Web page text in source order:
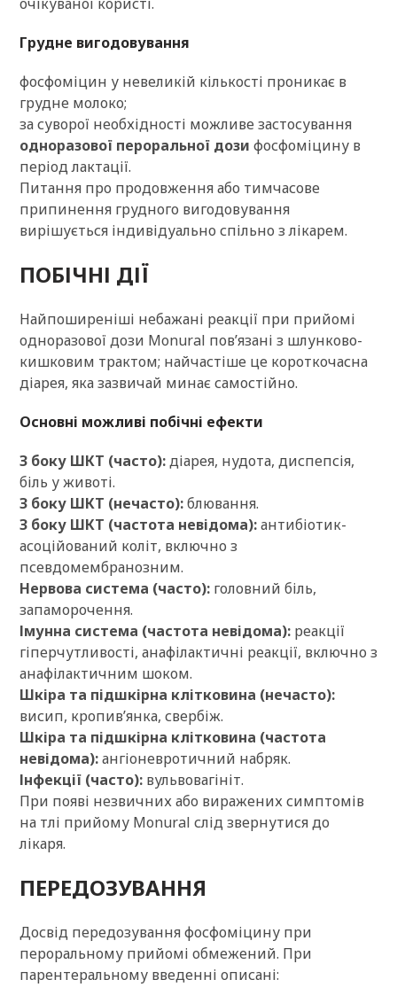
Грудне вигодовування
фосфоміцин у невеликій кількості проникає в
грудне молоко;
за суворої необхідності можливе застосування
одноразової пероральної дози фосфоміцину в
період лактації.
Питання про продовження або тимчасове
припинення грудного вигодовування
вирішується індивідуально спільно з лікарем.
ПОБІЧНІ ДІЇ
Найпоширеніші небажані реакції при прийомі
одноразової дози Monural пов’язані з шлунково-
кишковим трактом; найчастіше це короткочасна
діарея, яка зазвичай минає самостійно.
Основні можливі побічні ефекти
З боку ШКТ (часто):діарея, нудота, диспепсія,
біль у животі.
З боку ШКТ (нечасто):блювання.
З боку ШКТ (частота невідома):антибіотик-
асоційований коліт, включно з
псевдомембранозним.
Нервова система (часто):головний біль,
запаморочення.
Імунна система (частота невідома):реакції
гіперчутливості, анафілактичні реакції, включно з
анафілактичним шоком.
Шкіра та підшкірна клітковина (нечасто):
висип, кропив’янка, свербіж.
Шкіра та підшкірна клітковина (частота
невідома):ангіоневротичний набряк.
Інфекції (часто):вульвовагініт.
При появі незвичних або виражених симптомів
на тлі прийому Monural слід звернутися до
лікаря.
ПЕРЕДОЗУВАННЯ
Досвід передозування фосфоміцину при
пероральному прийомі обмежений. При
парентеральному введенні описані: